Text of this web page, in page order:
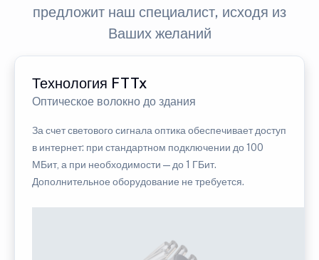
предложит наш специалист, исходя из
Ваших желаний
Технология FTTx
Оптическое волокно до здания
За счет светового сигнала оптика обеспечивает доступ
в интернет: при стандартном подключении до 100
МБит, а при необходимости — до 1 ГБит.
Дополнительное оборудование не требуется.